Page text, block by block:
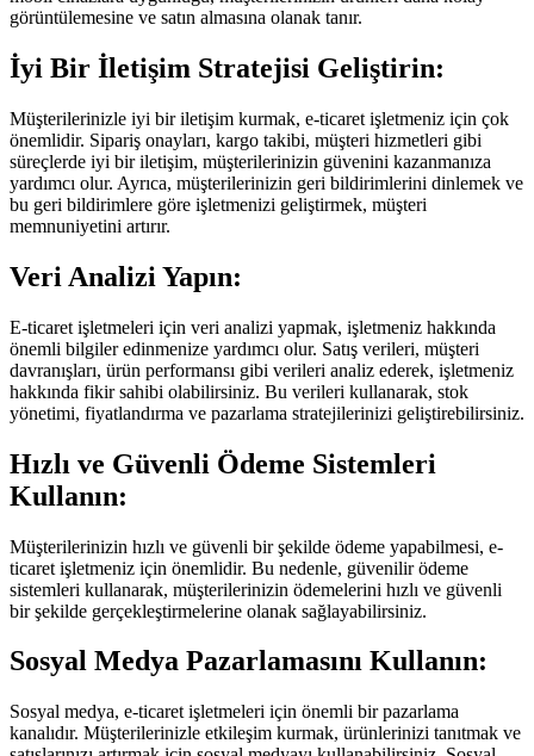
görüntülemesine ve satın almasına olanak tanır.
İyi Bir İletişim Stratejisi Geliştirin:
Müşterilerinizle iyi bir iletişim kurmak, e-ticaret işletmeniz için çok
önemlidir. Sipariş onayları, kargo takibi, müşteri hizmetleri gibi
süreçlerde iyi bir iletişim, müşterilerinizin güvenini kazanmanıza
yardımcı olur. Ayrıca, müşterilerinizin geri bildirimlerini dinlemek ve
bu geri bildirimlere göre işletmenizi geliştirmek, müşteri
memnuniyetini artırır.
Veri Analizi Yapın:
E-ticaret işletmeleri için veri analizi yapmak, işletmeniz hakkında
önemli bilgiler edinmenize yardımcı olur. Satış verileri, müşteri
davranışları, ürün performansı gibi verileri analiz ederek, işletmeniz
hakkında fikir sahibi olabilirsiniz. Bu verileri kullanarak, stok
yönetimi, fiyatlandırma ve pazarlama stratejilerinizi geliştirebilirsiniz.
Hızlı ve Güvenli Ödeme Sistemleri
Kullanın:
Müşterilerinizin hızlı ve güvenli bir şekilde ödeme yapabilmesi, e-
ticaret işletmeniz için önemlidir. Bu nedenle, güvenilir ödeme
sistemleri kullanarak, müşterilerinizin ödemelerini hızlı ve güvenli
bir şekilde gerçekleştirmelerine olanak sağlayabilirsiniz.
Sosyal Medya Pazarlamasını Kullanın:
Sosyal medya, e-ticaret işletmeleri için önemli bir pazarlama
kanalıdır. Müşterilerinizle etkileşim kurmak, ürünlerinizi tanıtmak ve